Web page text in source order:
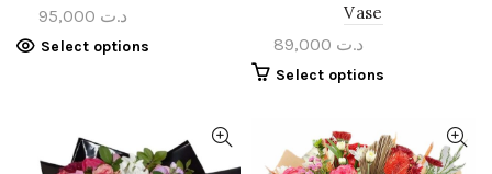
د.ت
Select options
Vase
د.ت
Select options